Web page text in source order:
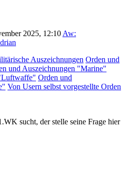
2025, 12:10 Aw:
Auszeichnungen Orden und
und Auszeichnungen "Marine"
Orden und
Von Usern selbst vorgestellte Orden
sucht, der stelle seine Frage hier